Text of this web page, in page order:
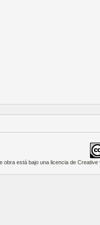
obra está bajo una licencia de Creative